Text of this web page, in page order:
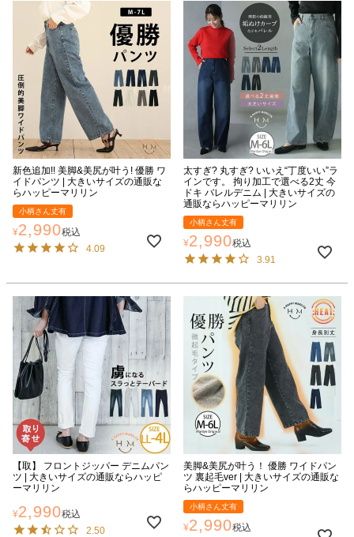
新色追加!! 美脚&美尻が叶う! 優勝 ワ
イドパンツ | 大きいサイズの通販な
らハッピーマリリン
小柄さん丈有
¥2,990税込
4.09
太すぎ? 丸すぎ? いいえ“丁度いい”ラ
インです。 拘り加工で選べる2丈 今
ドキ バレルデニム | 大きいサイズの
通販ならハッピーマリリン
小柄さん丈有
¥2,990税込
3.91
【取】 フロントジッパー デニムパン
ツ | 大きいサイズの通販ならハッピ
ーマリリン
¥2,990税込
2.50
美脚&美尻が叶う！ 優勝 ワイドパン
ツ 裏起毛ver | 大きいサイズの通販な
らハッピーマリリン
小柄さん丈有
¥2,990税込